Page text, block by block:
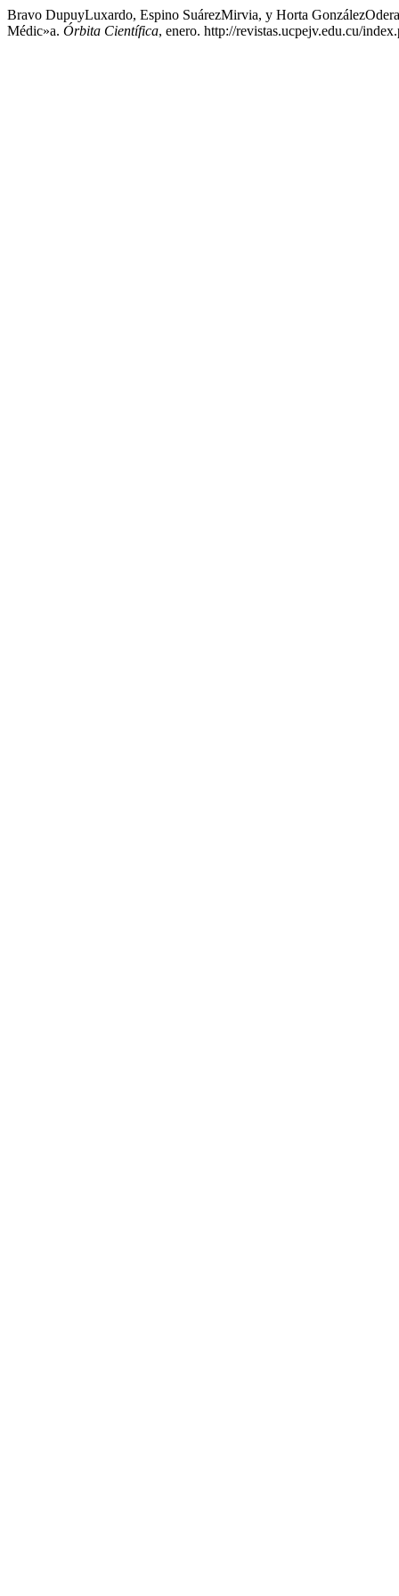
Bravo DupuyLuxardo, Espino SuárezMirvia, y Horta
Médic»a. Órbita Científica, enero. http://revistas.ucpejv.edu.cu/